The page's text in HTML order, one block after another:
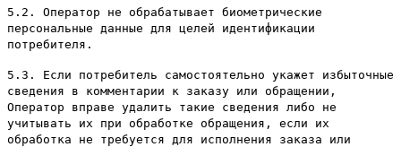
5.2. Оператор не обрабатывает биометрические
персональные данные для целей идентификации
потребителя.
5.3. Если потребитель самостоятельно укажет избыточные
сведения в комментарии к заказу или обращении,
Оператор вправе удалить такие сведения либо не
учитывать их при обработке обращения, если их
обработка не требуется для исполнения заказа или